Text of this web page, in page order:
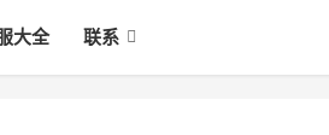
大全 联系